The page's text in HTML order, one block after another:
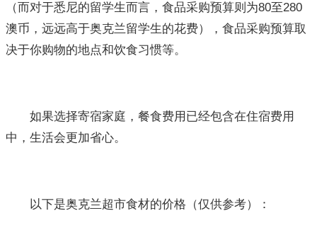
（而对于悉尼的留学生而言，食品采购预算则为80至280
澳币，远远高于奥克兰留学生的花费），食品采购预算取
决于你购物的地点和饮食习惯等。
如果选择寄宿家庭，餐食费用已经包含在住宿费用
中，生活会更加省心。
以下是奥克兰超市食材的价格（仅供参考）：